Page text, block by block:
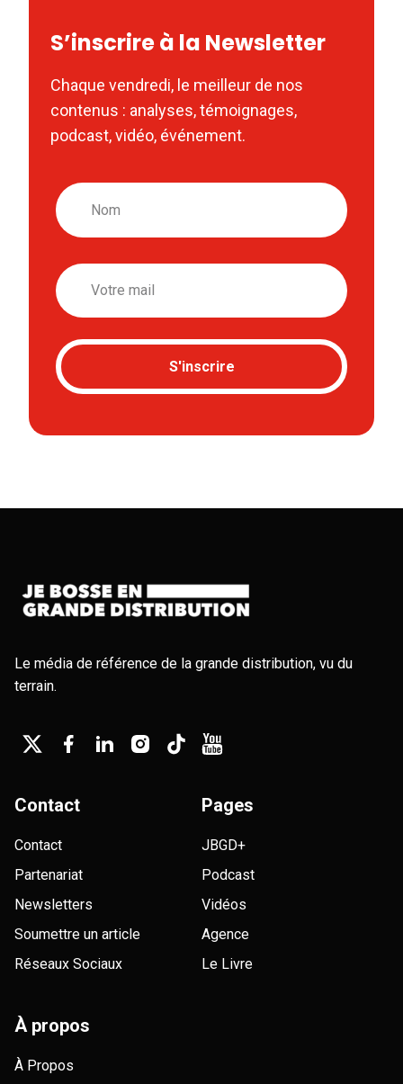
S’inscrire à la Newsletter
Chaque vendredi, le meilleur de nos
contenus : analyses, témoignages,
podcast, vidéo, événement.
Nom
Email
S'inscrire
Le média de référence de la grande distribution, vu du
terrain.
Contact
Contact
Partenariat
Newsletters
Soumettre un article
Réseaux Sociaux
Pages
JBGD+
Podcast
Vidéos
Agence
Le Livre
À propos
À Propos